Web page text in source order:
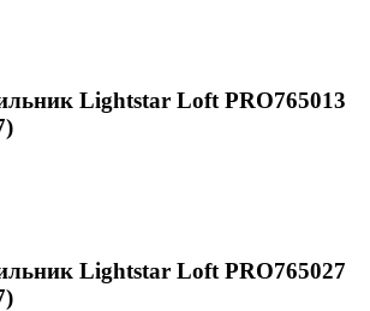
Lightstar Loft PRO765013
Lightstar Loft PRO765027